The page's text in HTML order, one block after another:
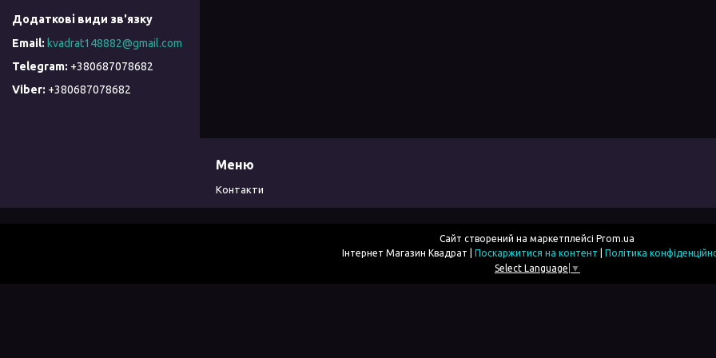
kvadrat148882@gmail.com
+380687078682
+380687078682
Меню
Контакти
Сайт створений на маркетплейсі Prom.ua
Поскаржитися на контент
Політика
Select Language ▼